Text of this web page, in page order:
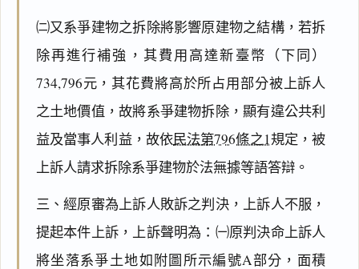
㈡又系爭建物之拆除將影響原建物之結構，若拆
除再進行補強，其費用高達新臺幣（下同）
734,796元，其花費將高於所占用部分被上訴人
之土地價值，故將系爭建物拆除，顯有違公共利
益及當事人利益，故依民法第796條之1規定，被
上訴人請求拆除系爭建物於法無據等語答辯。
三、經原審為上訴人敗訴之判決，上訴人不服，
提起本件上訴，上訴聲明為：㈠原判決命上訴人
將坐落系爭土地如附圖所示編號A部分，面積